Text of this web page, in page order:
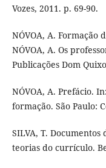
Vozes, 2011. p. 69-90.
NÓVOA, A. Formação
NÓVOA, A. Os
Publicações Dom
NÓVOA, A. Prefácio.
formação. São Paulo:
SILVA, T.
teorias do currículo.